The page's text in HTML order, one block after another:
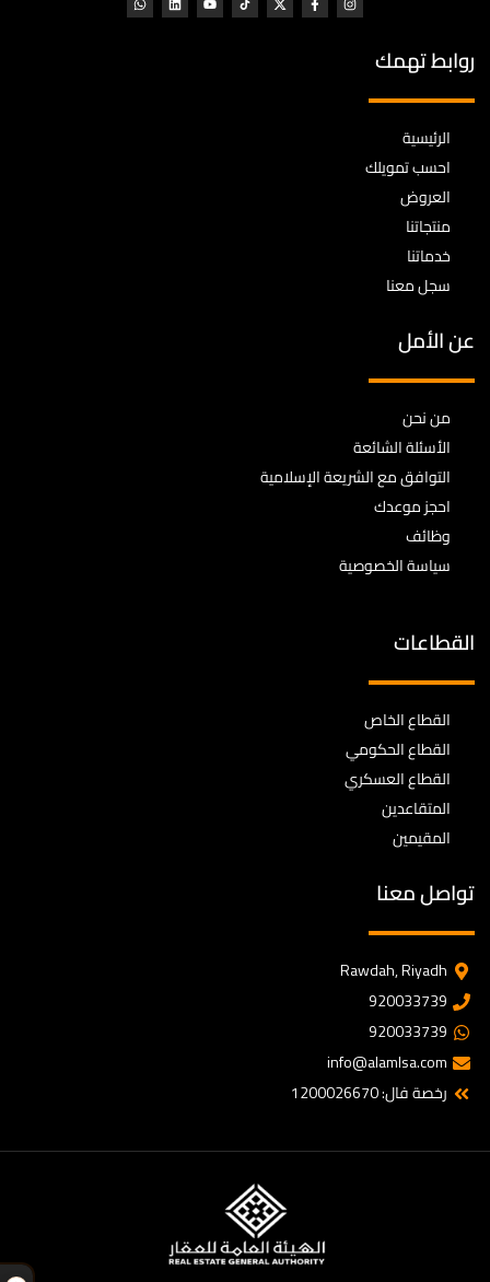
روابط تهمك
الرئيسية
احسب تمويلك
العروض
منتجاتنا
خدماتنا
سجل معنا
عن الأمل
من نحن
الأسئلة الشائعة
التوافق مع الشريعة الإسلامية
احجز موعدك
وظائف
سياسة الخصوصية
القطاعات
القطاع الخاص
القطاع الحكومي
القطاع العسكري
المتقاعدين
المقيمين
تواصل معنا
Rawdah, Riyadh
920033739
920033739
info@alamlsa.com
رخصة فال: 1200026670